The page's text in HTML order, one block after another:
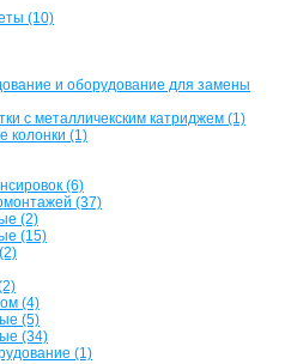
(10)
и оборудование для замены
с металличекским катриджем (1)
колонки (1)
(6)
(37)
(2)
(15)
(4)
(5)
(34)
(1)